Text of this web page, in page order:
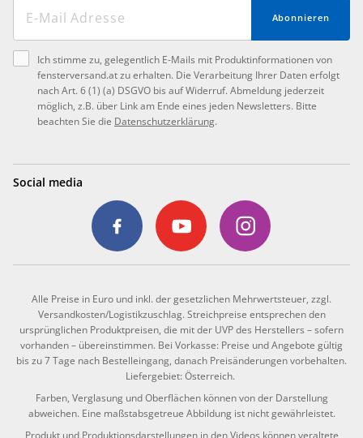
Abonnieren
Ich stimme zu, gelegentlich E-Mails mit Produktinformationen von
fensterversand.at zu erhalten. Die Verarbeitung Ihrer Daten erfolgt
nach Art. 6 (1) (a) DSGVO bis auf Widerruf. Abmeldung jederzeit
möglich, z.B. über Link am Ende eines jeden Newsletters. Bitte
beachten Sie die Datenschutzerklärung.
Social media
Alle Preise in Euro und inkl. der gesetzlichen Mehrwertsteuer, zzgl.
Versandkosten/Logistikzuschlag. Streichpreise entsprechen den
ursprünglichen Produktpreisen, die mit der UVP des Herstellers – sofern
vorhanden – übereinstimmen. Bei Vorkasse: Preise und Angebote gültig
bis zu 7 Tage nach Bestelleingang, danach Preisänderungen vorbehalten.
Liefergebiet: Österreich.
Farben, Verglasung und Oberflächen können von der Darstellung
abweichen. Eine maßstabsgetreue Abbildung ist nicht gewährleistet.
Produkt und Produktionsdarstellungen in den Videos können veraltete